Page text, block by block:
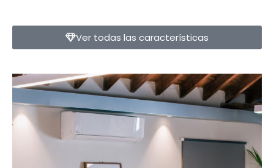
Ver todas las características